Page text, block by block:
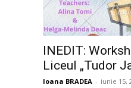
INEDIT:
Liceul „Tudor
Ioana BRADEA - iunie 15,